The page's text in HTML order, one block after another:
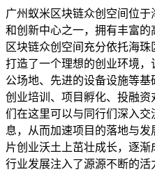
广州蚁米区块链众创空间位
和创新中心之一，拥有丰富
区块链众创空间充分依托海
打造了一个理想的创业环境
公场地、先进的设备设施等
创业培训、项目孵化、投融
们在这里可以与同行们深入
息，从而加速项目的落地与
片创业沃土上茁壮成长，逐
行业发展注入了源源不断的活